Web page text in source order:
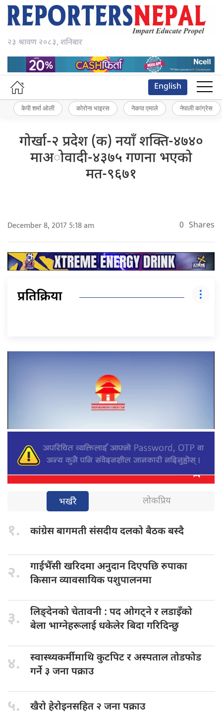
२३ श्रावण २०८३, शनिबार
English
केपी शर्मा ओली कोरोना भाइरस नेकपा एमाले नेपाली कांग्रेस
गोर्खा-२ प्रदेश (क) नयाँ शक्ति-४७४०
माअोवादी-४३७५ गणना भएको
मत-९६७१
December 8, 2017 5:18 am 0 Shares
प्रतिक्रिया
भर्खरै लोकप्रिय
१. कांग्रेस बागमतीसंसदीय दलको बैठक बस्दै
२. गाईभैँसी खरिदमाअनुदान दिएपछि रुपाका
किसान व्यावसायिक पशुपालनमा
३. लिङ्देनको चेतावनी : पद ओगट्ने र लडाइँको
बेला भाग्नेहरूलाई धकेलेर बिदा गरिदिन्छु
४. स्वास्थ्यकर्मीमाथि कुटपिटर अस्पताल तोडफोड
गर्ने ३ जना पक्राउ
५. खैरो हेरोइनसहित२ जना पक्राउ